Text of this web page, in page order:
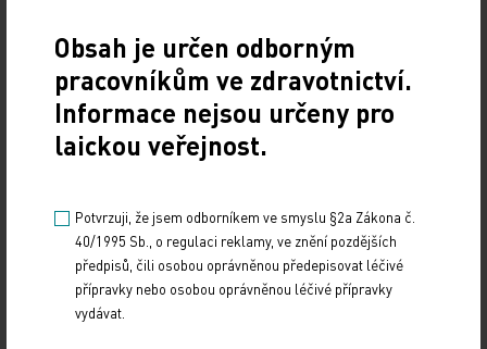
PŘEDCHOZÍ ČLÁNEK
NÁSLEDUJÍCÍ ČLÁNEK
ČLÁNKY VE STEJNÉM ČÍSLE
Obsah je určen odborným
pracovníkům ve zdravotnictví.
Informace nejsou určeny pro
laickou veřejnost.
Potvrzuji, že jsem odborníkem ve smyslu §2a Zákona č.
40/1995 Sb., o regulaci reklamy, ve znění pozdějších
předpisů, čili osobou oprávněnou předepisovat léčivé
přípravky nebo osobou oprávněnou léčivé přípravky
vydávat.